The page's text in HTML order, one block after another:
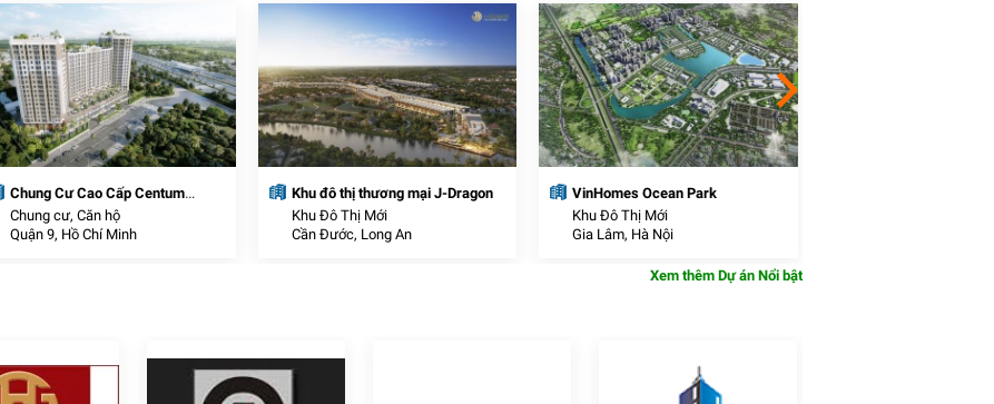
Chung Cư Cao Cấp Centum
Wealth
Chung cư, Căn hộ
Quận 9, Hồ Chí Minh
Khu đô thị thương mại J-Dragon
Khu Đô Thị Mới
Cần Đước, Long An
VinHomes Ocean Park
Khu Đô Thị Mới
Gia Lâm, Hà Nội
Xem thêm Dự án Nổi bật